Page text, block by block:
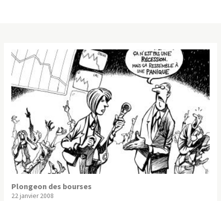
Plongeon des bourses
22 janvier 2008